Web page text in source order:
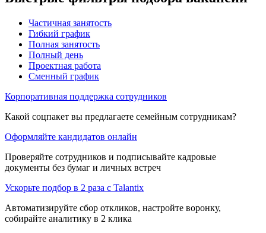
Частичная занятость
Гибкий график
Полная занятость
Полный день
Проектная работа
Сменный график
Корпоративная поддержка сотрудников
Какой соцпакет вы предлагаете семейным сотрудникам?
Оформляйте кандидатов онлайн
Проверяйте сотрудников и подписывайте кадровые
документы без бумаг и личных встреч
Ускорьте подбор в 2 раза с Talantix
Автоматизируйте сбор откликов, настройте воронку,
собирайте аналитику в 2 клика